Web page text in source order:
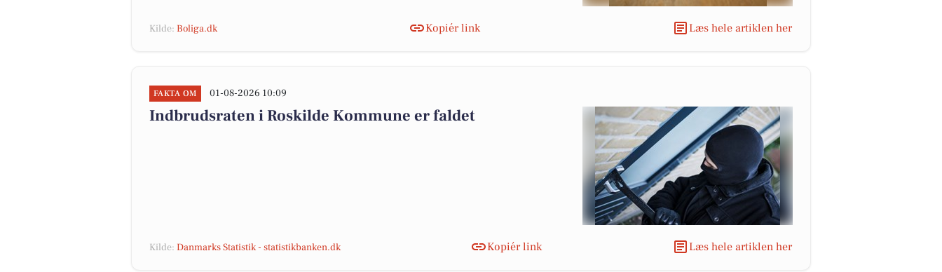
Kilde: Boliga.dk Kopiér link Læs hele artiklen her
FAKTA OM 01-08-2026 10:09
Indbrudsraten i Roskilde Kommune er faldet
Kilde: Danmarks Statistik - statistikbanken.dk Kopiér link Læs hele artiklen her